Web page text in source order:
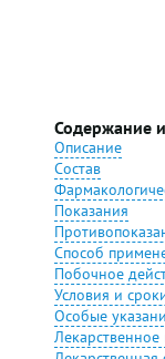
Содержание
Описание
Состав
Показания
Способ
Побочное
Условия и
Особые